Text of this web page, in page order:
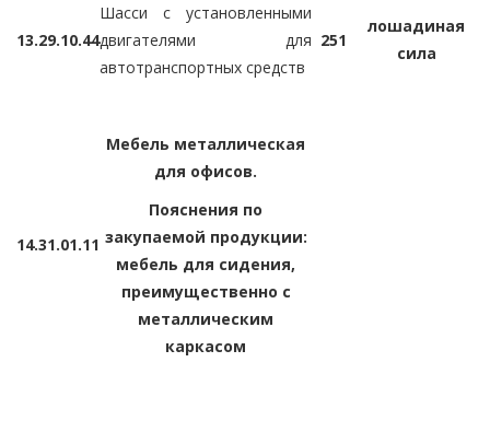
13.29.10.44
Шасси с установленными
двигателями для
автотранспортных средств
251
лошадиная
сила
14.31.01.11
Мебель металлическая
для офисов.
Пояснения по
закупаемой продукции:
мебель для сидения,
преимущественно с
металлическим
каркасом